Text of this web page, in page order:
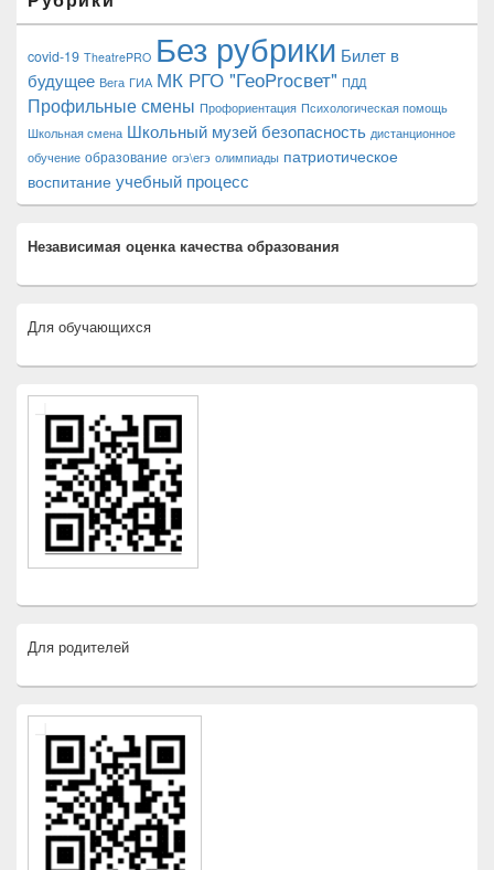
covid-19 TheatrePRO Без рубрики Билет в
будущее Вега ГИА МК РГО "ГеоProсвет" ПДД
Профильные смены Профориентация Психологическая помощь
Школьная смена Школьный музей безопасность дистанционное
обучение образование огэ\егэ олимпиады патриотическое
воспитание учебный процесс
Независимая оценка качества образования
Для обучающихся
Для родителей